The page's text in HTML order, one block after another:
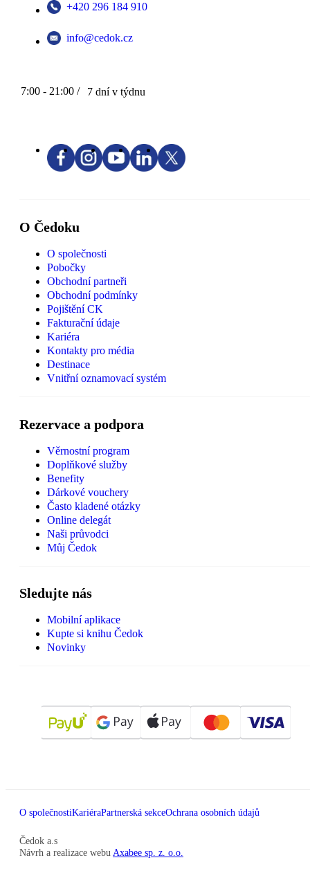
+420 296 184 910
info@cedok.cz
7:00 - 21:00 / 7 dní v týdnu
O Čedoku
O společnosti
Pobočky
Obchodní partneři
Obchodní podmínky
Pojištění CK
Fakturační údaje
Kariéra
Kontakty pro média
Destinace
Vnitřní oznamovací systém
Rezervace a podpora
Věrnostní program
Doplňkové služby
Benefity
Dárkové vouchery
Často kladené otázky
Online delegát
Naši průvodci
Můj Čedok
Sledujte nás
Mobilní aplikace
Kupte si knihu Čedok
Novinky
O společnostiKariéraPartnerská sekceOchrana osobních údajů
Čedok a.s
Návrh a realizace webu Axabee sp. z. o.o.